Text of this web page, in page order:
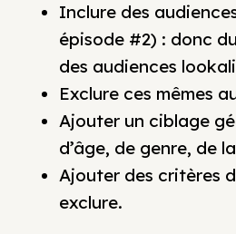
Inclure des
épisode #2) : donc
des audiences
Exclure ces mêmes
Ajouter un ciblage
d’âge, de genre, de
Ajouter des critères
exclure.